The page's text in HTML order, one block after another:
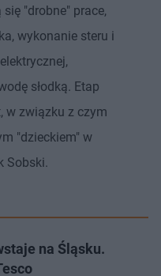
"drobne" prace,
wykonanie steru i
słodką. Etap
w związku z czym
"dzieckiem" w
Sobski.
na Śląsku.